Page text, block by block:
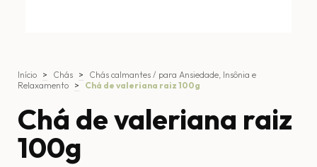
Início > Chás >
Chás calmantes / para Ansiedade, Insônia e
Relaxamento > Chá de valeriana raiz 100g
Chá de valeriana raiz
100g